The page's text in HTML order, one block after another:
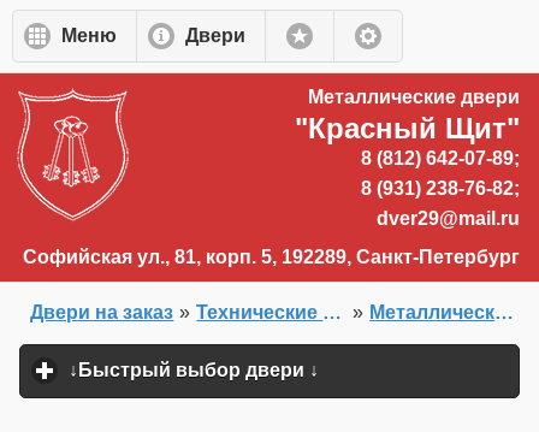
Перейти к основному содержанию
Меню
Двери
Металлические двери
"Красный Щит"
8 (812) 642-07-89;
8 (931) 238-76-82;
dver29@mail.ru
Софийская ул., 81, корп. 5, 192289, Санкт-Петербург
Металлические технические двери
»
Технические двери, белые двери и двери внутреннего открывания
»
Двери на заказ
↓Быстрый выбор двери ↓